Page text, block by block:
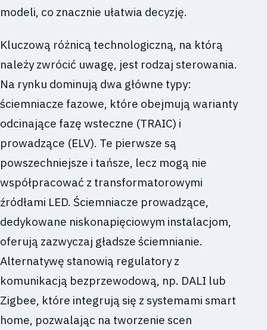
modeli, co znacznie ułatwia decyzję.
Kluczową różnicą technologiczną, na którą
należy zwrócić uwagę, jest rodzaj sterowania.
Na rynku dominują dwa główne typy:
ściemniacze fazowe, które obejmują warianty
odcinające fazę wsteczne (TRAIC) i
prowadzące (ELV). Te pierwsze są
powszechniejsze i tańsze, lecz mogą nie
współpracować z transformatorowymi
źródłami LED. Ściemniacze prowadzące,
dedykowane niskonapięciowym instalacjom,
oferują zazwyczaj gładsze ściemnianie.
Alternatywę stanowią regulatory z
komunikacją bezprzewodową, np. DALI lub
Zigbee, które integrują się z systemami smart
home, pozwalając na tworzenie scen